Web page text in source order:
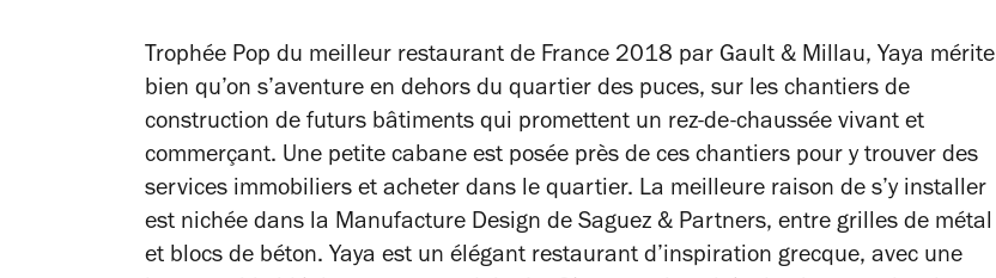
Trophée Pop du meilleur restaurant de France 2018 par Gault & Millau, Yaya mérite
bien qu’on s’aventure en dehors du quartier des puces, sur les chantiers de
construction de futurs bâtiments qui promettent un rez-de-chaussée vivant et
commerçant. Une petite cabane est posée près de ces chantiers pour y trouver des
services immobiliers et acheter dans le quartier. La meilleure raison de s’y installer
est nichée dans la Manufacture Design de Saguez & Partners, entre grilles de métal
et blocs de béton. Yaya est un élégant restaurant d’inspiration grecque, avec une